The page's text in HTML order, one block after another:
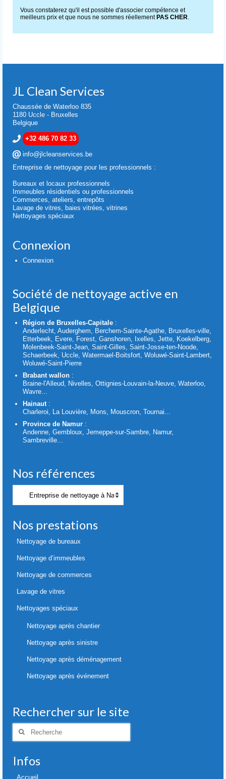
Vous constaterez qu'il est possible d'associer compétence et
meilleurs prix et que nous ne sommes réellementPAS CHER
JL Clean Services
Chaussée de Waterloo 835
1180 Uccle - Bruxelles
Belgique
+32 486 70 82 33
info@jlcleanservices.be
Entreprise de nettoyage pour les professionnels :
Bureaux et locaux professionnels
Immeubles résidentiels ou professionnels
Commerces, ateliers, entrepôts
Lavage de vitres, baies vitrées, vitrines
Nettoyages spéciaux
Connexion
Connexion
Société de nettoyage active en
Belgique
Région de Bruxelles-Capitale :
Anderlecht, Auderghem, Berchem-Sainte-Agathe, Bruxelles-ville,
Etterbeek, Evere, Forest, Ganshoren, Ixelles, Jette, Koekelberg,
Molenbeek-Saint-Jean, Saint-Gilles, Saint-Josse-ten-Noode,
Schaerbeek, Uccle, Watermael-Boitsfort, Woluwé-Saint-Lambert,
Woluwé-Saint-Pierre
Brabant wallon :
Braine-l'Alleud, Nivelles, Ottignies-Louvain-la-Neuve, Waterloo,
Wavre...
Hainaut:
Charleroi, La Louvière, Mons, Mouscron, Tournai...
Province de Namur :
Andenne, Gembloux, Jemeppe-sur-Sambre, Namur,
Sambreville...
Nos références
références
Nos prestations
Nettoyage de bureaux
Nettoyage d’immeubles
Nettoyage de commerces
Lavage de vitres
Nettoyages spéciaux
Nettoyage après chantier
Nettoyage après sinistre
Nettoyage après déménagement
Nettoyage après événement
Rechercher sur le site
Infos
Accueil